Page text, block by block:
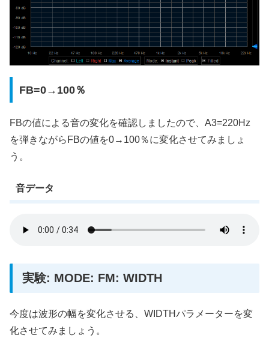
FB=0→100％
FBの値による音の変化を確認しましたので、A3=220Hz
を弾きながらFBの値を0→100％に変化させてみましょ
う。
音データ
実験: MODE: FM: WIDTH
今度は波形の幅を変化させる、WIDTHパラメーターを変
化させてみましょう。